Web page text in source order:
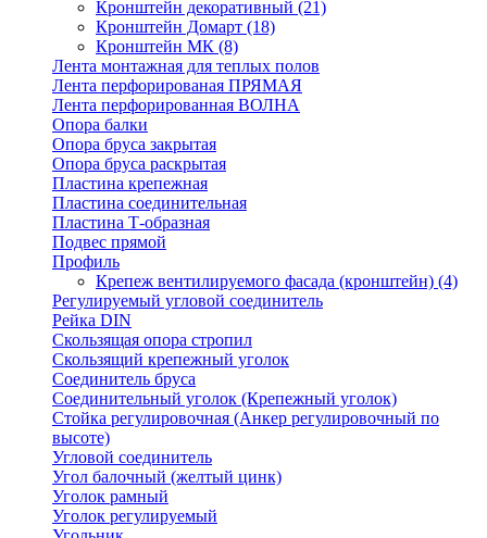
Кронштейн декоративный (21)
Кронштейн Домарт (18)
Кронштейн МК (8)
Лента монтажная для теплых полов
Лента перфорированая ПРЯМАЯ
Лента перфорированная ВОЛНА
Опора балки
Опора бруса закрытая
Опора бруса раскрытая
Пластина крепежная
Пластина соединительная
Пластина Т-образная
Подвес прямой
Профиль
Крепеж вентилируемого фасада (кронштейн) (4)
Регулируемый угловой соединитель
Рейка DIN
Скользящая опора стропил
Скользящий крепежный уголок
Соединитель бруса
Соединительный уголок (Крепежный уголок)
Стойка регулировочная (Анкер регулировочный по
высоте)
Угловой соединитель
Угол балочный (желтый цинк)
Уголок рамный
Уголок регулируемый